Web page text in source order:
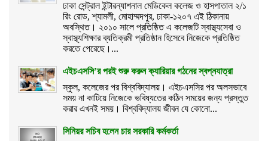
ঢাকা সেন্ট্রাল ইন্টারন্যাশনাল মেডিকেল কলেজ ও হাসপাতাল ২/১
রিং রোড, শ্যামলী, মোহাম্মদপুর, ঢাকা-১২০৭ এই ঠিকানায়
অবস্থিত। ২০১০ সালে প্রতিষ্ঠিত এ কলেজটি স্বাস্থ্যসেবা ও
স্বাস্থ্যশিক্ষার ব্যতিক্রমী প্রতিষ্ঠান হিসেবে নিজেকে প্রতিষ্ঠিত
করতে পেরেছে।...
এইচএসসি’র পরই শুরু করুন ক্যারিয়ার গঠনের স্বপ্নযাত্রা
স্কুল, কলেজের পর বিশ্ববিদ্যালয়। এইচএসসির পর অলসভাবে
সময় না কাটিয়ে নিজেকে ভবিষ্যতের কঠিন সময়ের জন্য প্রস্তুত
করার এখনই সময়। বিশ্ববিদ্যালয় জীবন যে কোনো...
সিনিয়র সচিব হলেন চার সরকারি কর্মকর্তা